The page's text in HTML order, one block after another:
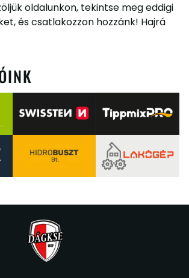
oldalunkon, tekintse meg eddigi
és csatlakozzon hozzánk! Hajrá